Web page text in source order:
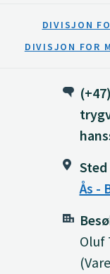
DIVISJON
DIVISJON FOR
Sted
Ås -
Oluf